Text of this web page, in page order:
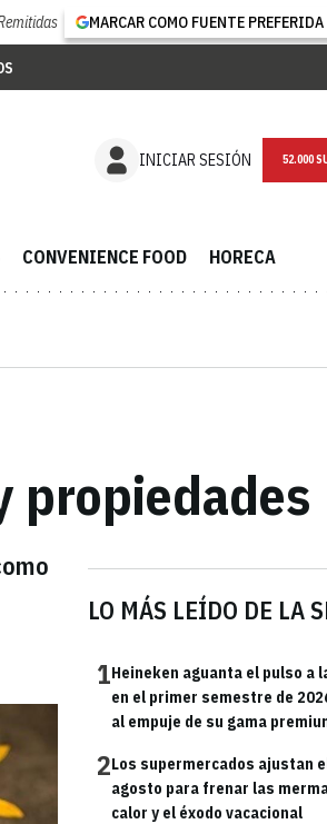
MARCAR COMO FUENTE PREFERIDA
INICIAR SESIÓN
CONVENIENCE FOOD HORECA
propiedades
LO MÁS LEÍDO DE LA
1Heineken aguanta el pulso a
en el primer semestre de
al empuje de su gama
2Los supermercados ajustan
agosto para frenar las
calor y el éxodo vacacional